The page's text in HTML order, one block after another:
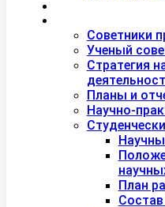
Советники
Ученый
Стратегия
Планы и
Научно-
План